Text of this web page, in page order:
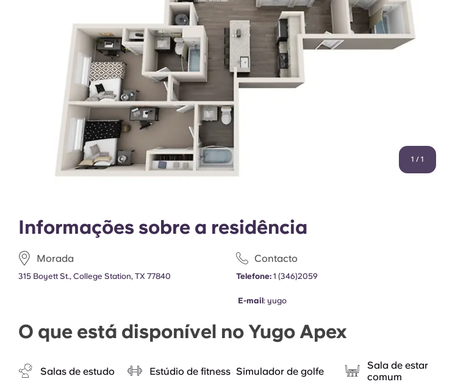
ambição e momentos inesquecíveis para os alunos.
1 / 1
Informações sobre a residência
Morada
315 Boyett St., College Station, TX 77840
Contacto
Telefone: 1 (346)2059
E-mail: yugo
O que está disponível no Yugo Apex
Salas de estudo Estúdio de fitness Simulador de golfe
Sala de estar
comum